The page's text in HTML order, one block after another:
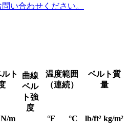
い合わせください。
ト
曲線
ベル
ト強
度
温度範囲
（連続）
ベルト質
量
N/m °F °C lb/ft² kg/m²